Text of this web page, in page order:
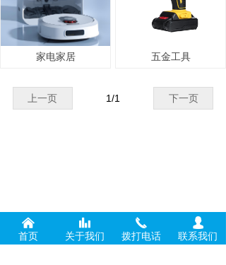
家电家居 五金工具
上一页 下一页
1/1
낀
首页
뀲
关于我们
끅
拨打电话
넙
联系我们